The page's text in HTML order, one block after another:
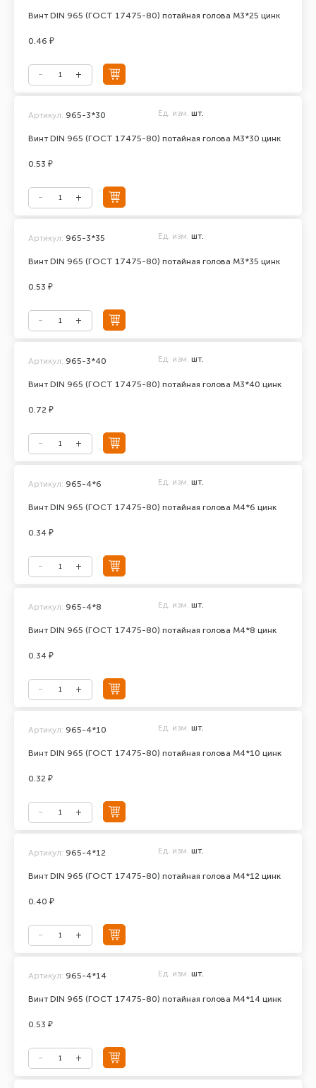
Винт DIN 965 (ГОСТ 17475-80) потайная голова М3*25 цинк
0.46 ₽
Винт DIN 965 (ГОСТ 17475-80) потайная голова М3*30 цинк
Артикул: 965-3*30 Ед. изм. шт.
0.53 ₽
Винт DIN 965 (ГОСТ 17475-80) потайная голова М3*35 цинк
Артикул: 965-3*35 Ед. изм. шт.
0.53 ₽
Винт DIN 965 (ГОСТ 17475-80) потайная голова М3*40 цинк
Артикул: 965-3*40 Ед. изм. шт.
0.72 ₽
Винт DIN 965 (ГОСТ 17475-80) потайная голова М4*6 цинк
Артикул: 965-4*6 Ед. изм. шт.
0.34 ₽
Винт DIN 965 (ГОСТ 17475-80) потайная голова М4*8 цинк
Артикул: 965-4*8 Ед. изм. шт.
0.34 ₽
Винт DIN 965 (ГОСТ 17475-80) потайная голова М4*10 цинк
Артикул: 965-4*10 Ед. изм. шт.
0.32 ₽
Винт DIN 965 (ГОСТ 17475-80) потайная голова М4*12 цинк
Артикул: 965-4*12 Ед. изм. шт.
0.40 ₽
Винт DIN 965 (ГОСТ 17475-80) потайная голова М4*14 цинк
Артикул: 965-4*14 Ед. изм. шт.
0.53 ₽